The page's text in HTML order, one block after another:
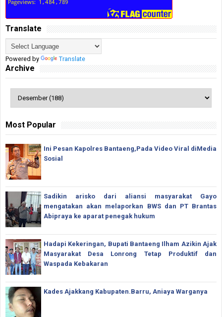
Translate
Powered by Translate
Archive
Most Popular
Ini Pesan Kapolres Bantaeng,Pada Video Viral diMedia
Sosial
Sadikin arisko dari aliansi masyarakat Gayo
mengatakan akan melaporkan BWS dan PT Brantas
Abipraya ke aparat penegak hukum
Hadapi Kekeringan, Bupati Bantaeng Ilham Azikin Ajak
Masyarakat Desa Lonrong Tetap Produktif dan
Waspada Kebakaran
Kades Ajakkang Kabupaten.Barru, Aniaya Warganya